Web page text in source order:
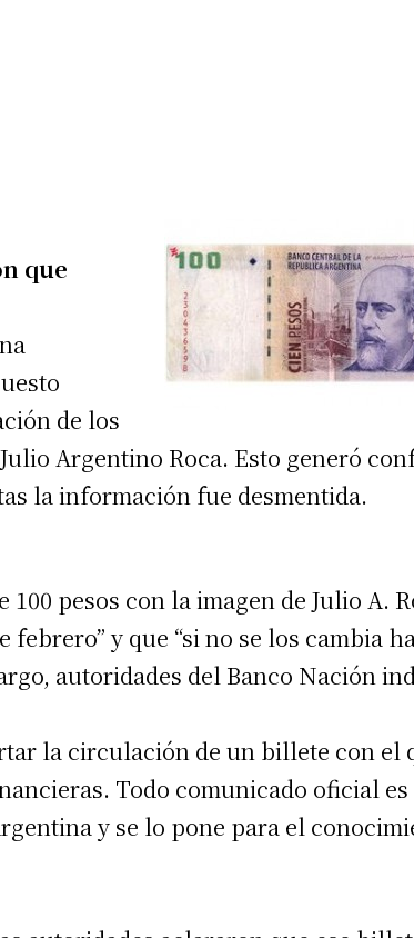
que
de los
Argentino Roca. Esto generó
la información fue desmentida.
pesos con la imagen de Julio A.
y que “si no se los cambia
autoridades del Banco Nación
la circulación de un billete con el
Todo comunicado oficial
y se lo pone para el